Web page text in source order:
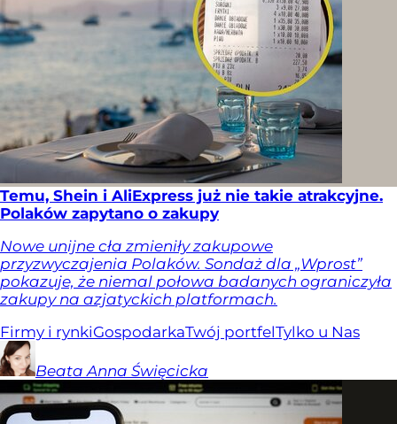
Temu, Shein i AliExpress już nie takie atrakcyjne.
Polaków zapytano o zakupy
Nowe unijne cła zmieniły zakupowe
przyzwyczajenia Polaków. Sondaż dla „Wprost”
pokazuje, że niemal połowa badanych ograniczyła
zakupy na azjatyckich platformach.
Firmy i rynkiGospodarkaTwój portfelTylko u Nas
Beata Anna Święcicka